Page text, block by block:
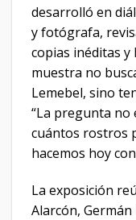
desarrolló en
y fotógrafa,
copias inéditas y
muestra no
Lemebel, sino
“La pregunta no
cuántos rostros
hacemos hoy
La exposición
Alarcón,